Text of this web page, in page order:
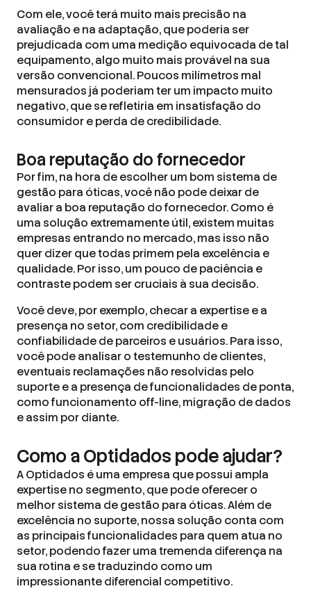
Com ele, você terá muito mais precisão na
avaliação e na adaptação, que poderia ser
prejudicada com uma medição equivocada de tal
equipamento, algo muito mais provável na sua
versão convencional. Poucos milímetros mal
mensurados já poderiam ter um impacto muito
negativo, que se refletiria em insatisfação do
consumidor e perda de credibilidade.
Boa reputação do fornecedor
Por fim, na hora de escolher um bom sistema de
gestão para óticas, você não pode deixar de
avaliar a boa reputação do fornecedor. Como é
uma solução extremamente útil, existem muitas
empresas entrando no mercado, mas isso não
quer dizer que todas primem pela excelência e
qualidade. Por isso, um pouco de paciência e
contraste podem ser cruciais à sua decisão.
Você deve, por exemplo, checar a expertise e a
presença no setor, com credibilidade e
confiabilidade de parceiros e usuários. Para isso,
você pode analisar o testemunho de clientes,
eventuais reclamações não resolvidas pelo
suporte e a presença de funcionalidades de ponta,
como funcionamento off-line, migração de dados
e assim por diante.
Como a Optidados pode ajudar?
A Optidados é uma empresa que possui ampla
expertise no segmento, que pode oferecer o
melhor sistema de gestão para óticas. Além de
excelência no suporte, nossa solução conta com
as principais funcionalidades para quem atua no
setor, podendo fazer uma tremenda diferença na
sua rotina e se traduzindo como um
impressionante diferencial competitivo.